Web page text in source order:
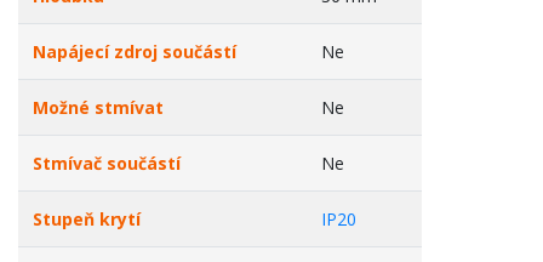
Napájecí zdroj součástí Ne
Možné stmívat Ne
Stmívač součástí Ne
Stupeň krytí IP20